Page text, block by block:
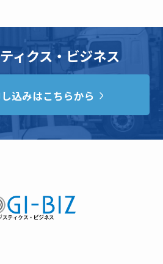
ィクス・ビジネス
込みはこちらから